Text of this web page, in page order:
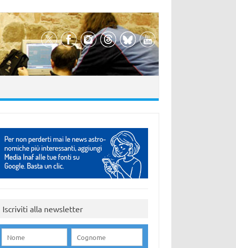
Iscriviti alla newsletter